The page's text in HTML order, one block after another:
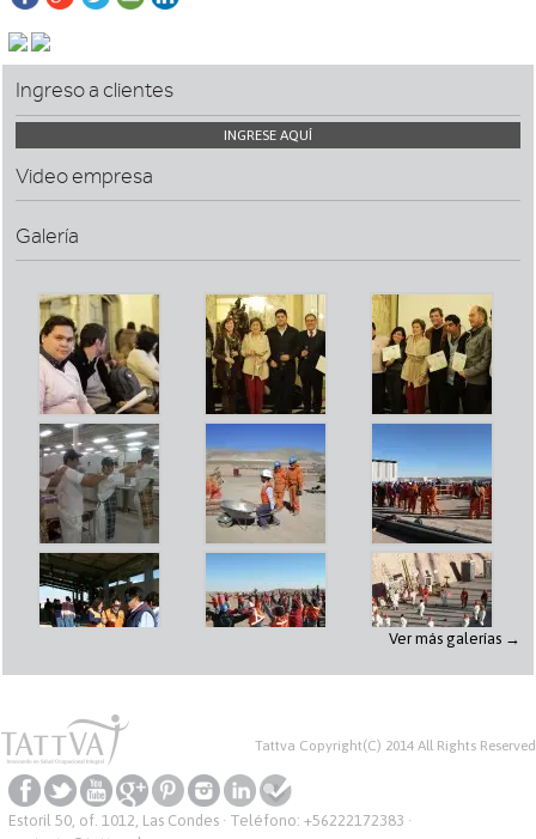
Ingreso a clientes
INGRESE AQUÍ
Video empresa
Galería
Ver más galerías →
Tattva Copyright(C) 2014 All Rights Reserved
Estoril 50, of. 1012, Las Condes · Teléfono: +56222172383 ·